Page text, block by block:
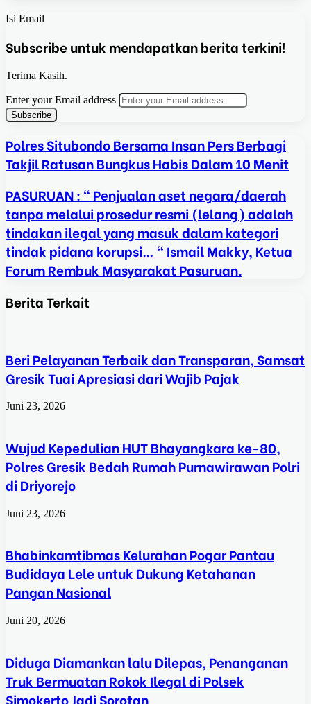
Isi Email
Subscribe untuk mendapatkan berita terkini!
Terima Kasih.
Enter your Email address
Polres Situbondo Bersama Insan Pers Berbagi
Takjil Ratusan Bungkus Habis Dalam 10 Menit
PASURUAN : “ Penjualan aset negara/daerah
tanpa melalui prosedur resmi (lelang) adalah
tindakan ilegal yang masuk dalam kategori
tindak pidana korupsi… “ Ismail Makky, Ketua
Forum Rembuk Masyarakat Pasuruan.
Berita Terkait
Beri Pelayanan Terbaik dan Transparan, Samsat
Gresik Tuai Apresiasi dari Wajib Pajak
Juni 23, 2026
Wujud Kepedulian HUT Bhayangkara ke-80,
Polres Gresik Bedah Rumah Purnawirawan Polri
di Driyorejo
Juni 23, 2026
Bhabinkamtibmas Kelurahan Pogar Pantau
Budidaya Lele untuk Dukung Ketahanan
Pangan Nasional
Juni 20, 2026
Diduga Diamankan lalu Dilepas, Penanganan
Truk Bermuatan Rokok Ilegal di Polsek
Simokerto Jadi Sorotan